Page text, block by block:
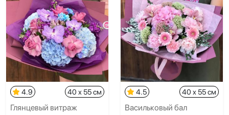
4.9 40 x 55 см
Глянцевый витраж
4.5 40 x 55 см
Васильковый бал